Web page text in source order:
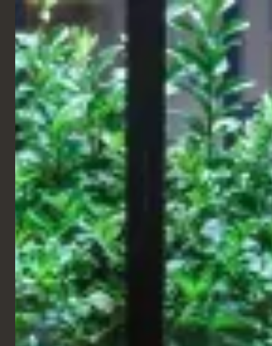
FRANÇAIS
RESTAURANT
Aki Londres
Londres
Situé à l’intérieur d’une banque magnifiquement restaurée et
classée bâtiment d’intérêt historique de grade II à Cavendish
Square, Aki London allie l’artisanat de Kyoto à l’énergie
contemporaine de la capitale britannique.
Pour ce projet, TPC a fourni un mobilier sur mesure conçu pour
mettre en valeur l'architecture historique et traduire l'identité de
la marque dans un espace immersif et distinctif. Des matériaux
raffinés, des détails minutieux et un savoir-faire de haute qualité
définissent un environnement où le design, la fonctionnalité et
l'expérience coexistent harmonieusement, contribuant à
positionner Aki London comme une véritable destination sur la
scène hôtelière internationale.